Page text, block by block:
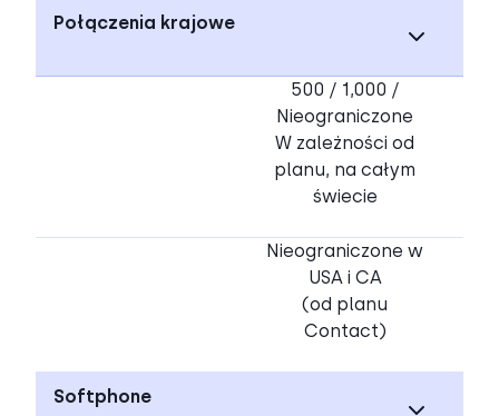
Połączenia krajowe
500 / 1,000 /
Nieograniczone
W zależności od
planu, na całym
świecie
Nieograniczone w
USA i CA
(od planu
Contact)
Softphone